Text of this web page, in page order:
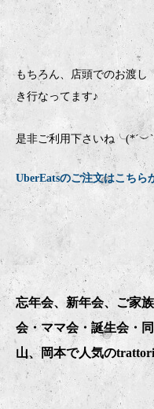
もちろん、店頭でのお渡し
き行なってます♪
是非ご利用下さいね
UberEatsのご注文はこちら
忘年会、新年会、ご家
会・ママ会・誕生会・
山、岡本で人気の